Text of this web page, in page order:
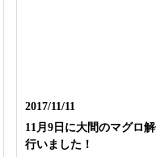
2017/11/11
11月9日に大間のマグロ
行いました！